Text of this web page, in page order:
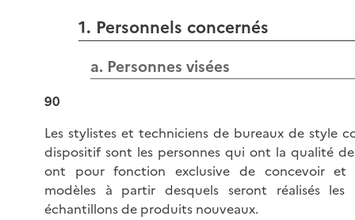
1. Personnels concernés
a. Personnes visées
90
Les stylistes et techniciens de bureaux de style
dispositif sont les personnes qui ont la qualité
ont pour fonction exclusive de concevoir et
modèles à partir desquels seront réalisés
échantillons de produits nouveaux.